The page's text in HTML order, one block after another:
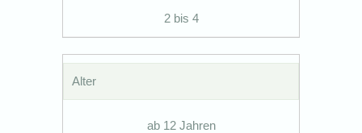
2 bis 4
Alter
ab 12 Jahren